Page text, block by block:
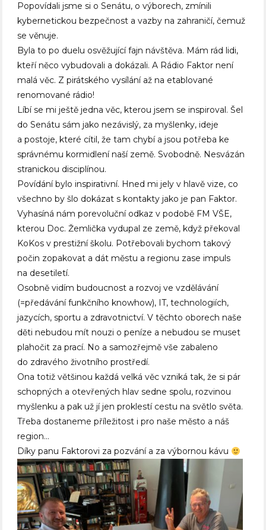
Popovídali jsme si o Senátu, o výborech, zmínili
kybernetickou bezpečnost a vazby na zahraničí, čemuž
se věnuje.
Byla to po duelu osvěžující fajn návštěva. Mám rád lidi,
kteří něco vybudovali a dokázali. A Rádio Faktor není
malá věc. Z pirátského vysílání až na etablované
renomované rádio!
Líbí se mi ještě jedna věc, kterou jsem se inspiroval. Šel
do Senátu sám jako nezávislý, za myšlenky, ideje
a postoje, které cítil, že tam chybí a jsou potřeba ke
správnému kormidlení naší země. Svobodně. Nesvázán
stranickou disciplínou.
Povídání bylo inspirativní. Hned mi jely v hlavě vize, co
všechno by šlo dokázat s kontakty jako je pan Faktor.
Vyhasíná nám porevoluční odkaz v podobě FM VŠE,
kterou Doc. Žemlička vydupal ze země, když překoval
KoKos v prestižní školu. Potřebovali bychom takový
počin zopakovat a dát městu a regionu zase impuls
na desetiletí.
Osobně vidím budoucnost a rozvoj ve vzdělávání
(=předávání funkčního knowhow), IT, technologiích,
jazycích, sportu a zdravotnictví. V těchto oborech naše
děti nebudou mít nouzi o peníze a nebudou se muset
plahočit za prací. No a samozřejmě vše zabaleno
do zdravého životního prostředí.
Ona totiž většinou každá velká věc vzniká tak, že si pár
schopných a otevřených hlav sedne spolu, rozvinou
myšlenku a pak už jí jen proklestí cestu na světlo světa.
Třeba dostaneme příležitost i pro naše město a náš
region…
Díky panu Faktorovi za pozvání a za výbornou kávu